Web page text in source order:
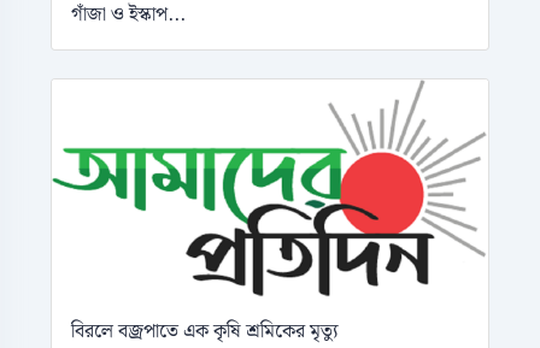
গাঁজা ও ইস্কাপ...
বিরলে বজ্রপাতে এক কৃষি শ্রমিকের মৃত্যু